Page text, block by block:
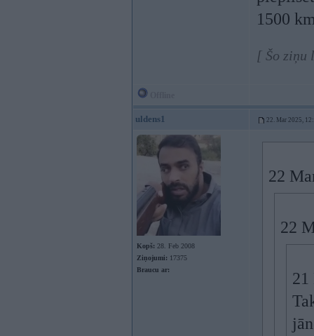
1500
[ Šo ziņu
uldens1 22. Mar 2025,
Kopš: 28. Feb 2008
Ziņojumi: 17375
Braucu ar:
22
22
21